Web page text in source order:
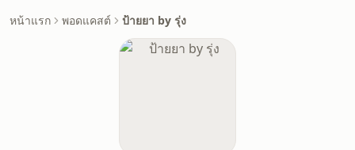
หน้าแรก พอดแคสต์ ป้ายยา by รุ่ง